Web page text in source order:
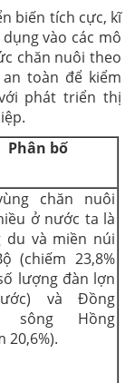
biến tích cực, kĩ
vào các mô
chăn nuôi theo
toàn để kiểm
phát triển thị
Phân bố
chăn nuôi
ở nước ta là
du và miền núi
(chiếm 23,8%
lượng đàn lợn
và Đồng
sông Hồng
20,6%).